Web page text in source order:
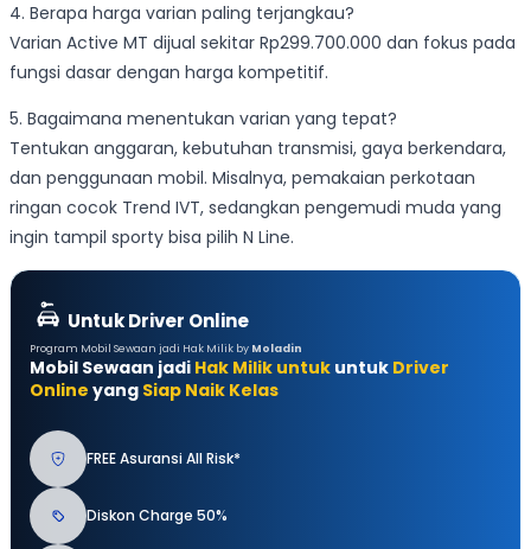
4. Berapa harga varian paling terjangkau?
Varian Active MT dijual sekitar Rp299.700.000 dan fokus pada
fungsi dasar dengan harga kompetitif.
5. Bagaimana menentukan varian yang tepat?
Tentukan anggaran, kebutuhan transmisi, gaya berkendara,
dan penggunaan mobil. Misalnya, pemakaian perkotaan
ringan cocok Trend IVT, sedangkan pengemudi muda yang
ingin tampil sporty bisa pilih N Line.
Untuk Driver Online
Program Mobil Sewaan jadi Hak Milik by Moladin
Mobil Sewaan jadi Hak Milik untuk untuk Driver
Online yang Siap Naik Kelas
FREE Asuransi All Risk*
Diskon Charge 50%